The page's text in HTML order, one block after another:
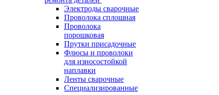
Электроды сварочные
Проволока сплошная
Проволока
порошковая
Прутки присадочные
Флюсы и проволоки
для износостойкой
наплавки
Ленты сварочные
Специализированные